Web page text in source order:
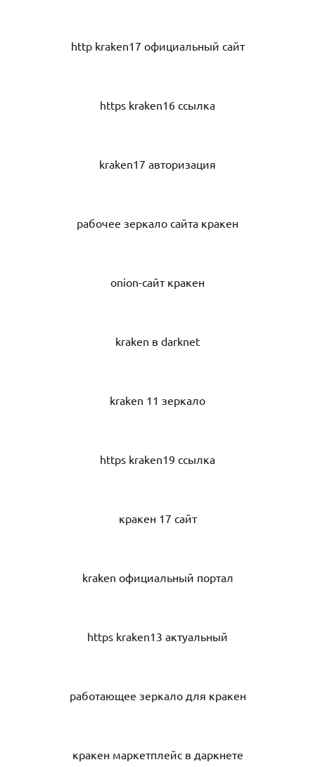
http kraken17 официальный сайт
https kraken16 ссылка
kraken17 авторизация
рабочее зеркало сайта кракен
onion-сайт кракен
kraken в darknet
kraken 11 зеркало
https kraken19 ссылка
кракен 17 сайт
kraken официальный портал
https kraken13 актуальный
работающее зеркало для кракен
кракен маркетплейс в даркнете